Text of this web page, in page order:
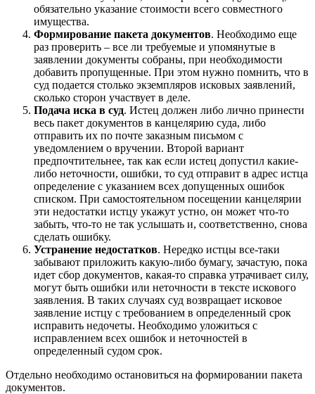
обязательно указание стоимости всего совместного
имущества.
Формирование пакета документов. Необходимо еще
раз проверить – все ли требуемые и упомянутые в
заявлении документы собраны, при необходимости
добавить пропущенные. При этом нужно помнить, что в
суд подается столько экземпляров исковых заявлений,
сколько сторон участвует в деле.
Подача иска в суд. Истец должен либо лично принести
весь пакет документов в канцелярию суда, либо
отправить их по почте заказным письмом с
уведомлением о вручении. Второй вариант
предпочтительнее, так как если истец допустил какие-
либо неточности, ошибки, то суд отправит в адрес истца
определение с указанием всех допущенных ошибок
списком. При самостоятельном посещении канцелярии
эти недостатки истцу укажут устно, он может что-то
забыть, что-то не так услышать и, соответственно, снова
сделать ошибку.
Устранение недостатков. Нередко истцы все-таки
забывают приложить какую-либо бумагу, зачастую, пока
идет сбор документов, какая-то справка утрачивает силу,
могут быть ошибки или неточности в тексте искового
заявления. В таких случаях суд возвращает исковое
заявление истцу с требованием в определенный срок
исправить недочеты. Необходимо уложиться с
исправлением всех ошибок и неточностей в
определенный судом срок.
Отдельно необходимо остановиться на формировании пакета
документов.